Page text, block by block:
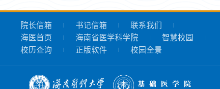
院长信箱 书记信箱
联系我们
海医首页
海南省医学科学院
智慧校园
校历查询
正版软件 校园全景